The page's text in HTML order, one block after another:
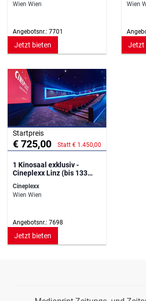
Wien Wien
Angebotsnr.: 7701
Jetzt bieten
Wien
Jetzt
Startpreis
€ 725,00 Statt € 1.450,00
1 Kinosaal exklusiv -
Cineplexx Linz (bis 133
Personen)
Cineplexx
Wien Wien
Angebotsnr.: 7698
Jetzt bieten